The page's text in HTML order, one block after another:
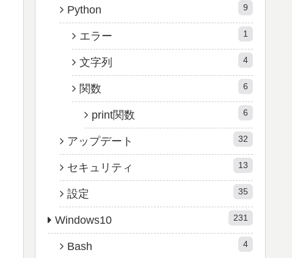
Python 9
エラー 1
文字列 4
関数 6
print関数 6
アップデート 32
セキュリティ 13
設定 35
Windows10 231
Bash 4